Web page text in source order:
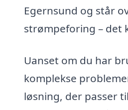
Egernsund og står
strømpeforing – det
Uanset om du har
komplekse
løsning, der passer